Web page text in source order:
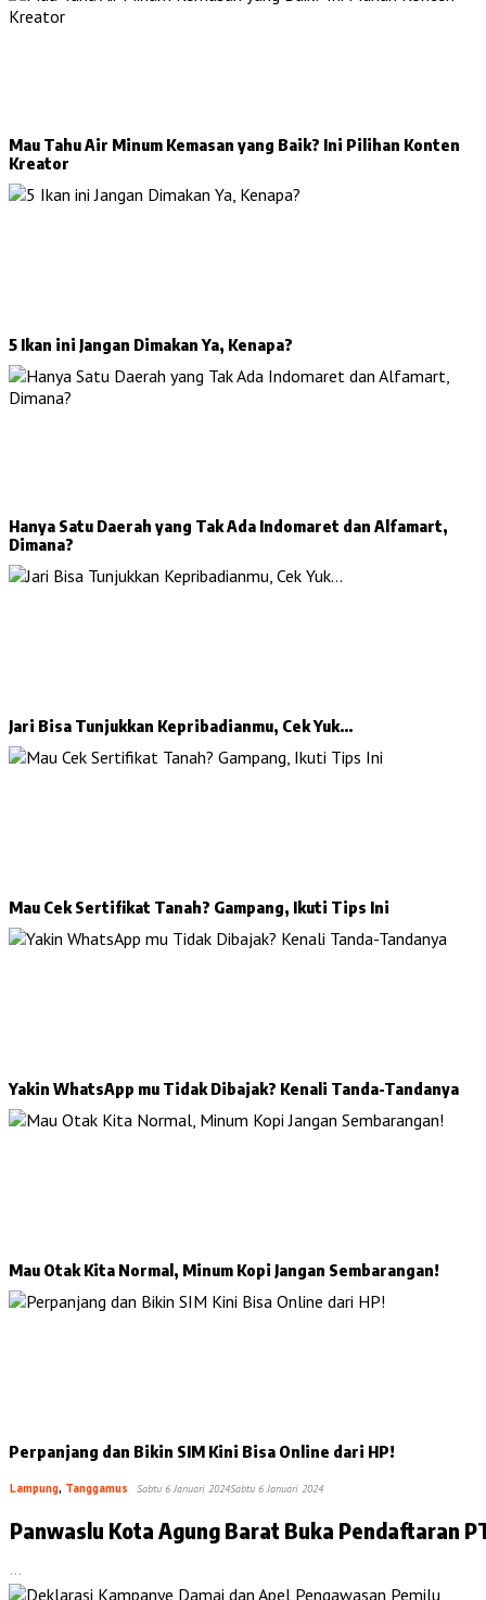
Mau Tahu Air Minum Kemasan yang Baik? Ini Pilihan Konten
Kreator
5 Ikan ini Jangan Dimakan Ya, Kenapa?
Hanya Satu Daerah yang Tak Ada Indomaret dan Alfamart,
Dimana?
Jari Bisa Tunjukkan Kepribadianmu, Cek Yuk…
Mau Cek Sertifikat Tanah? Gampang, Ikuti Tips Ini
Yakin WhatsApp mu Tidak Dibajak? Kenali Tanda-Tandanya
Mau Otak Kita Normal, Minum Kopi Jangan Sembarangan!
Perpanjang dan Bikin SIM Kini Bisa Online dari HP!
Lampung, Tanggamus Sabtu 6 Januari 2024Sabtu 6 Januari 2024
Panwaslu Kota Agung Barat Buka Pendaftaran
…